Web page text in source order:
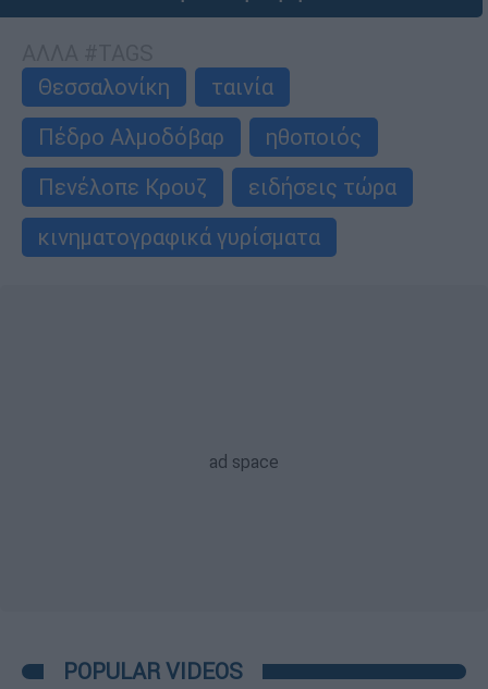
Θεσσαλονίκη
ταινία
Πέδρο Αλμοδόβαρ
ηθοποιός
Πενέλοπε Κρουζ
ειδήσεις τώρα
κινηματογραφικά γυρίσματα
POPULAR VIDEOS